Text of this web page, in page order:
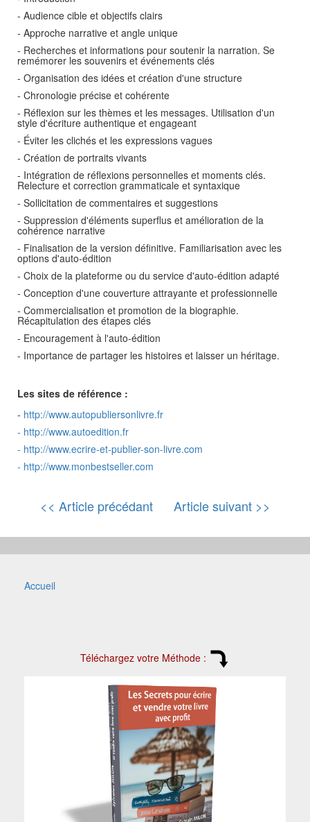
- Audience cible et objectifs clairs
- Approche narrative et angle unique
- Recherches et informations pour soutenir la narration. Se
remémorer les souvenirs et événements clés
- Organisation des idées et création d'une structure
- Chronologie précise et cohérente
- Réflexion sur les thèmes et les messages. Utilisation d'un
style d'écriture authentique et engageant
- Éviter les clichés et les expressions vagues
- Création de portraits vivants
- Intégration de réflexions personnelles et moments clés.
Relecture et correction grammaticale et syntaxique
- Sollicitation de commentaires et suggestions
- Suppression d'éléments superflus et amélioration de la
cohérence narrative
- Finalisation de la version définitive. Familiarisation avec les
options d'auto-édition
- Choix de la plateforme ou du service d'auto-édition adapté
- Conception d'une couverture attrayante et professionnelle
- Commercialisation et promotion de la biographie.
Récapitulation des étapes clés
- Encouragement à l'auto-édition
- Importance de partager les histoires et laisser un héritage.
Les sites de référence :
- http://www.autopubliersonlivre.fr
- http://www.autoedition.fr
- http://www.ecrire-et-publier-son-livre.com
- http://www.monbestseller.com
<< Article précédant Article suivant >>
Accueil
Téléchargez votre Méthode :